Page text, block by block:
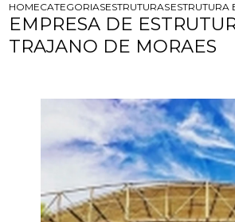
HOMECATEGORIASESTRUTURAS DE ACO
ESTRUTURA
EMPRESA DE
TRAJANO DE MORAES